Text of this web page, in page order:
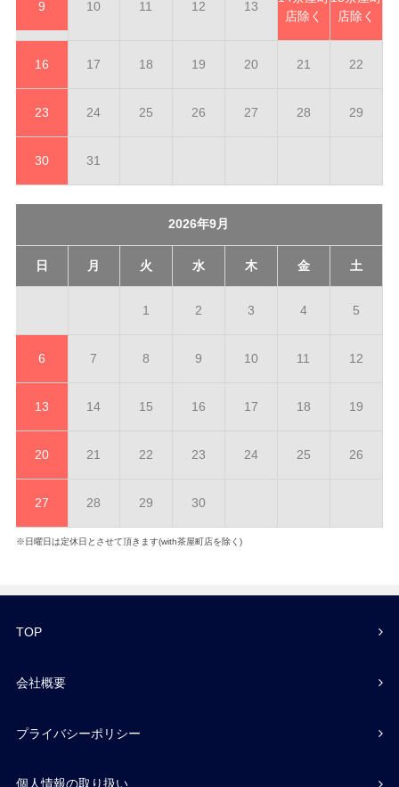
9 10 11 12 13
店除く
店除く
16 17 18 19 20 21 22
23 24 25 26 27 28 29
30 31
2026年9月
日 月 火 水 木 金 土
1 2 3 4 5
6 7 8 9 10 11 12
13 14 15 16 17 18 19
20 21 22 23 24 25 26
27 28 29 30
※日曜日は定休日とさせて頂きます(with茶屋町店を除く)
TOP
会社概要
プライバシーポリシー
個人情報の取り扱い